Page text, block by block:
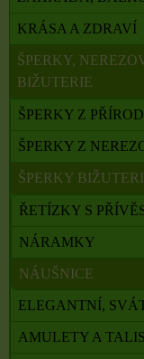
KRÁSA A ZDRAVÍ
ŠPERKY,
BIŽUTERIE
ŠPERKY Z
ŠPERKY Z
ŠPERKY
ŘETÍZKY S
NÁRAMKY
NÁUŠNICE
ELEGANTNÍ,
AMULETY A